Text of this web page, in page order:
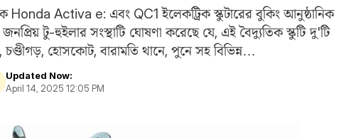
Honda Activa e: এবং QC1 ইলেকট্রিক স্কুটারের বুকিং আনুষ্ঠানিক
টু-হুইলার সংস্থাটি ঘোষণা করেছে যে, এই বৈদ্যুতিক স্কুটি দু'টি
চণ্ডীগড়, হোসকোট, বারামতি থানে, পুনে সহ বিভিন্ন…
Updated Now:
April 14, 2025 12:05 PM